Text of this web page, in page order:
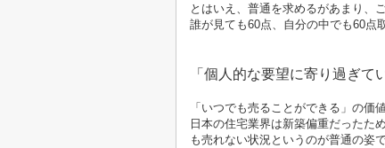
とはいえ、普通を求めるがあまり、
誰が見ても60点、自分の中でも60点
「個人的な要望に寄り過ぎ
「いつでも売ることができる」の価
日本の住宅業界は新築偏重だったた
も売れない状況というのが普通の姿で